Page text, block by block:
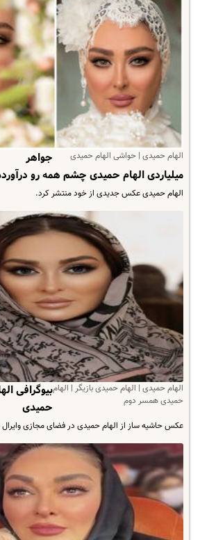
الهام حمیدی | حواشی الهام حمیدی
جواهر
میلیاردی الهام حمیدی چشم همه رو
الهام حمیدی عکس جدیدی از خود منتشر کرد.
الهام حمیدی | الهام حمیدی بازیگر | الهام
حمیدی همسر دوم
بیوگرافی
حمیدی
عکس حاشیه ساز از الهام حمیدی در فضای مجازی